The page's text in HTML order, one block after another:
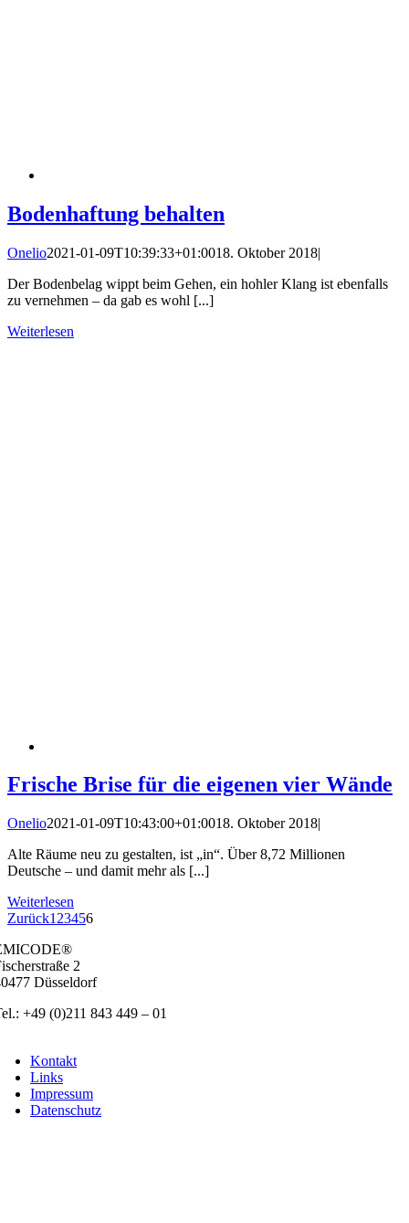
Bodenhaftung behalten
Onelio2021-01-09T10:39:33+01:0018. Oktober 2018|
Der Bodenbelag wippt beim Gehen, ein hohler Klang ist ebenfalls
zu vernehmen – da gab es wohl [...]
Weiterlesen
Frische Brise für die eigenen vier Wände
Onelio2021-01-09T10:43:00+01:0018. Oktober 2018|
Alte Räume neu zu gestalten, ist „in“. Über 8,72 Millionen
Deutsche – und damit mehr als [...]
Weiterlesen
Zurück1 23456
2
Düs­sel­dorf
+49 (0)211 843 449 – 01
Kon­takt
Links
Impres­sum
Daten­schutz